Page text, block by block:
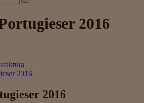
2016
2016
2016